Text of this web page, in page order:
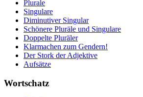
Plurale
Singulare
Diminutiver Singular
Schönere Pluräle und Singulare
Doppelte Pluräler
Klarmachen zum Gendern!
Der Stork der Adjektive
Aufsätze
Wortschatz